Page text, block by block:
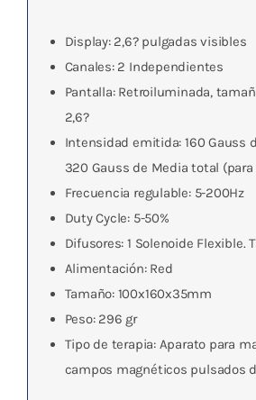
Display: 2,6? pulgadas visibles
Canales: 2 Independientes
Pantalla: Retroiluminada,
2,6?
Intensidad emitida: 160 Gauss
320 Gauss de Media total
Frecuencia regulable: 5-200Hz
Duty Cycle: 5-50%
Difusores: 1 Solenoide Flexible.
Alimentación: Red
Tamaño: 100x160x35mm
Peso: 296 gr
Tipo de terapia: Aparato para
campos magnéticos pulsados